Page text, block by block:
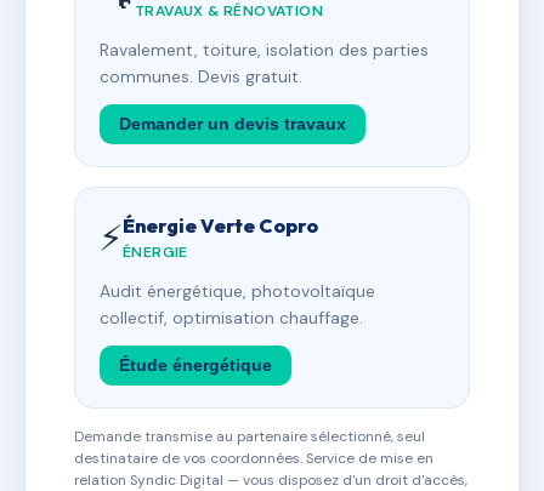
TRAVAUX & RÉNOVATION
Ravalement, toiture, isolation des parties
communes. Devis gratuit.
Demander un devis travaux
⚡Énergie Verte Copro
ÉNERGIE
Audit énergétique, photovoltaïque
collectif, optimisation chauffage.
Étude énergétique
Demande transmise au partenaire sélectionné, seul
destinataire de vos coordonnées. Service de mise en
relation Syndic Digital — vous disposez d'un droit d'accès,